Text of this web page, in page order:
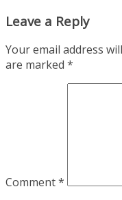
Leave a Reply
Your email address
are marked *
Comment*